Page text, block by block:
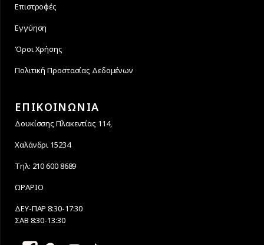
Επιστροφές
Εγγύηση
Όροι Χρήσης
Πολιτική Προστασίας Δεδομένων
ΕΠΙΚΟΙΝΩΝΙΑ
Δουκίσσης Πλακεντίας 114,
Χαλάνδρι 15234
Τηλ: 210 600 8689
ΩΡΑΡΙΟ
ΔΕΥ-ΠΑΡ 8:30-17:30
ΣΑΒ 8:30-13:30